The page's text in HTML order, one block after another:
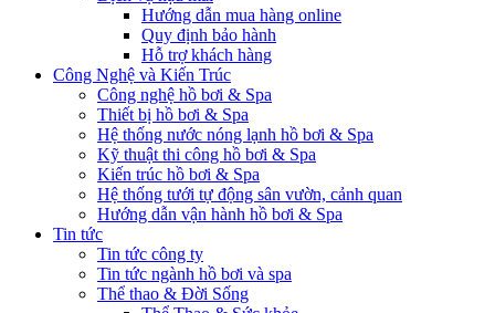
Hướng dẫn mua hàng online
Quy định bảo hành
Hỗ trợ khách hàng
Công Nghệ và Kiến Trúc
Công nghệ hồ bơi & Spa
Thiết bị hồ bơi & Spa
Hệ thống nước nóng lạnh hồ bơi & Spa
Kỹ thuật thi công hồ bơi & Spa
Kiến trúc hồ bơi & Spa
Hệ thống tưới tự động sân vườn, cảnh quan
Hướng dẫn vận hành hồ bơi & Spa
Tin tức
Tin tức công ty
Tin tức ngành hồ bơi và spa
Thể thao & Đời Sống